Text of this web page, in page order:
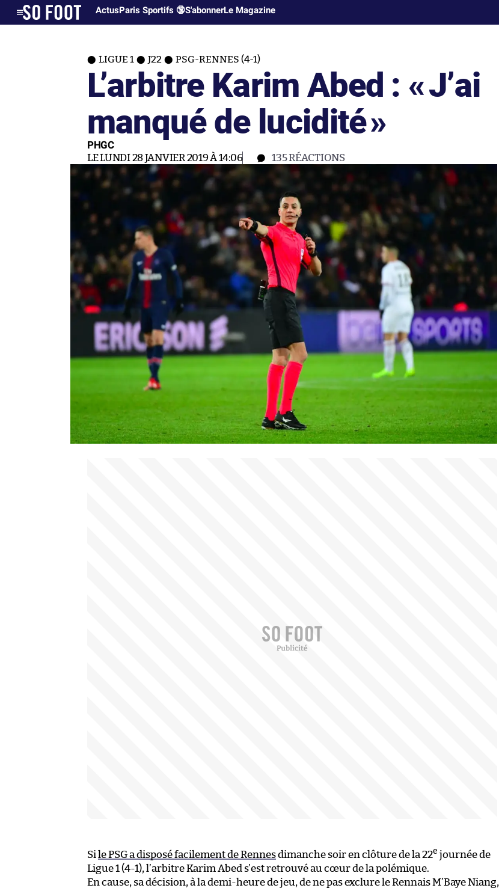
ActusParis Sportifs 🔞S'abonnerLe Magazine
LIGUE 1 J22 PSG-RENNES (4-1)
L’arbitre Karim Abed : «J’ai
manqué de lucidité»
PHGC
LE LUNDI 28 JANVIER 2019 À 14:06 135RÉACTIONS
Si le PSG a disposé facilement de Rennesdimanche soir en clôture de la 22e journée de
Ligue 1 (4-1), l’arbitre Karim Abed s’est retrouvé au cœur de la polémique.
En cause, sa décision, à la demi-heure de jeu, de ne pas exclure le Rennais M’Baye Niang,